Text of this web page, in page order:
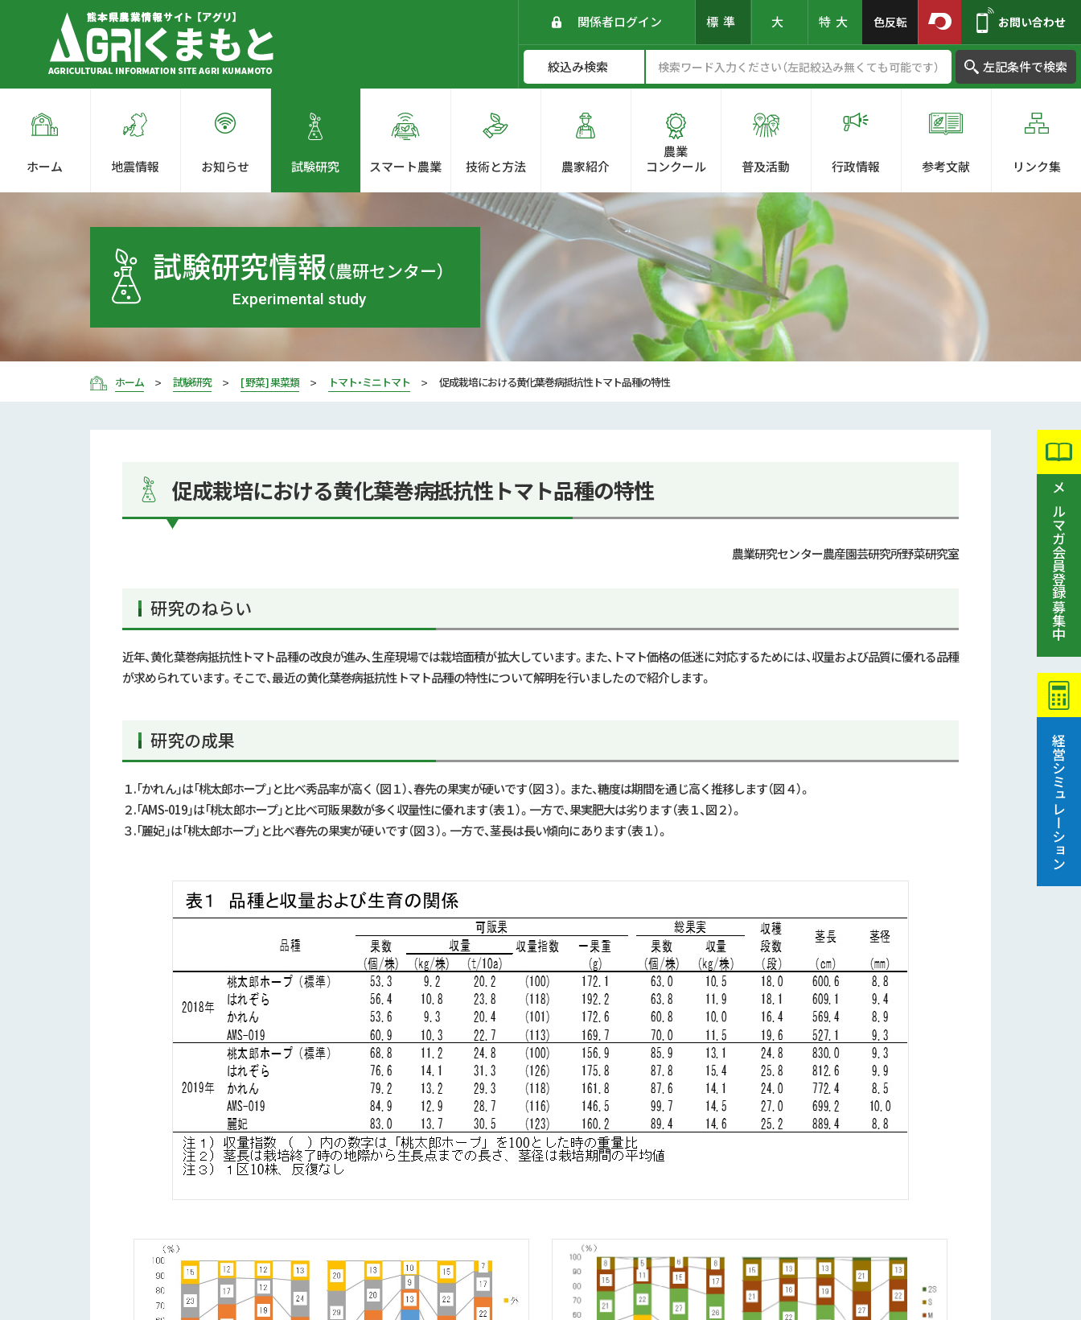
関係者ログイン 標準 大 特大 色反転 お問い合わせ
左記条件で検索
ホーム 地震情報 お知らせ 試験研究 スマート農業 技術と方法 農家紹介
農業
コンクール
普及活動 行政情報 参考文献 リンク集
試験研究情報 （農研センター）
Experimental study
ホーム 試験研究 [ 野菜 ] 果菜類 トマト・ミニトマト 促成栽培における黄化葉巻病抵抗性トマト品種の特性
メルマガ会員登録募集中
経営シミュレーション
促成栽培における黄化葉巻病抵抗性トマト品種の特性
農業研究センター農産園芸研究所野菜研究室
研究のねらい
近年、黄化葉巻病抵抗性トマト品種の改良が進み、生産現場では栽培面積が拡大しています。また、トマト価格の低迷に対応するためには、収量および品質に優れる品種
が求められています。そこで、最近の黄化葉巻病抵抗性トマト品種の特性について解明を行いましたので紹介します。
研究の成果
１.「かれん」は「桃太郎ホープ」と比べ秀品率が高く（図１）、春先の果実が硬いです（図３）。また、糖度は期間を通じ高く推移します（図４）。
２.「AMS-019」は「桃太郎ホープ」と比べ可販果数が多く収量性に優れます（表１）。一方で、果実肥大は劣ります（表１、図２）。
３.「麗妃」は「桃太郎ホープ」と比べ春先の果実が硬いです（図３）。一方で、茎長は長い傾向にあります（表１）。